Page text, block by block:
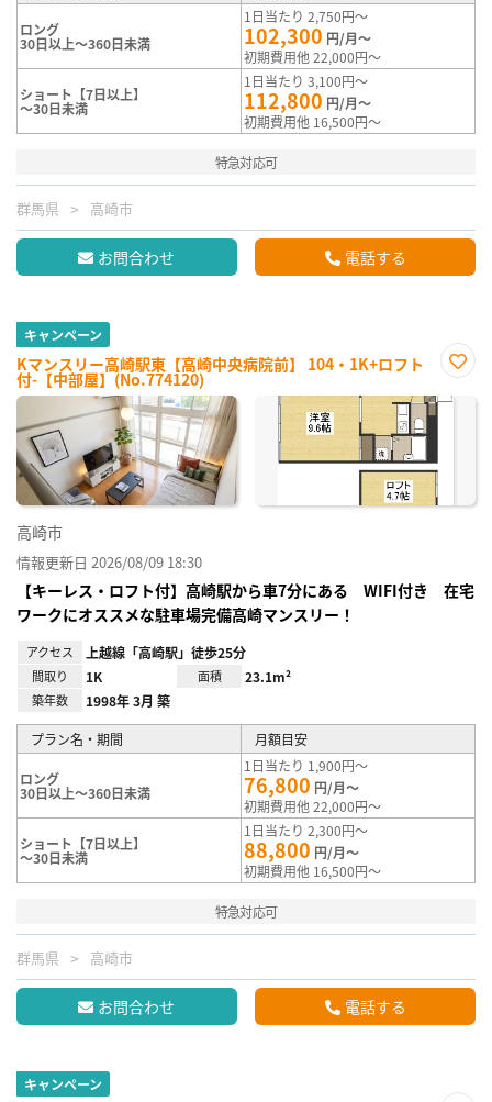
ロング
30日以上～360日未満
1日当たり 2,750円～
102,300 円/月～
初期費用他 22,000円～
ショート【7日以上】
～30日未満
1日当たり 3,100円～
112,800 円/月～
初期費用他 16,500円～
特急対応可
群馬県 高崎市
お問合わせ 電話する
キャンペーン
Kマンスリー高崎駅東【高崎中央病院前】 104・1K+ロフト
付-【中部屋】(No.774120)
に入
高崎市
情報更新日 2026/08/09 18:30
【キーレス・ロフト付】高崎駅から車7分にある WIFI付き 在宅
ワークにオススメな駐車場完備高崎マンスリー！
アクセス 上越線「高崎駅」徒歩25分
間取り 1K 面積 23.1m²
築年数 1998年 3月 築
プラン名・期間 月額目安
ロング
30日以上～360日未満
1日当たり 1,900円～
76,800 円/月～
初期費用他 22,000円～
ショート【7日以上】
～30日未満
1日当たり 2,300円～
88,800 円/月～
初期費用他 16,500円～
特急対応可
群馬県 高崎市
お問合わせ 電話する
キャンペーン